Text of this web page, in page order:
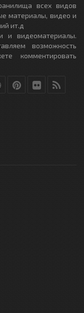
всех видов
материалы, видео и
ит.д
и видеоматериалы.
возможность
комментировать